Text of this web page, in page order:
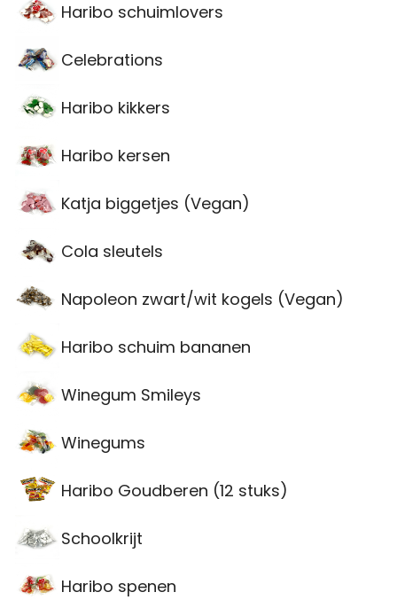
Haribo schuimlovers
Celebrations
Haribo kikkers
Haribo kersen
Katja biggetjes (Vegan)
Cola sleutels
Napoleon zwart/wit kogels (Vegan)
Haribo schuim bananen
Winegum Smileys
Winegums
Haribo Goudberen (12 stuks)
Schoolkrijt
Haribo spenen